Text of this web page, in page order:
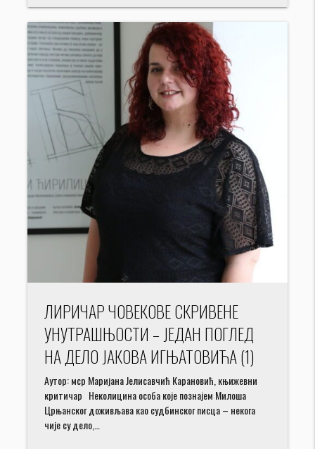
ЛИРИЧАР ЧОВЕКОВЕ СКРИВЕНЕ
УНУТРАШЊОСТИ – ЈЕДАН ПОГЛЕД
НА ДЕЛО ЈАКОВА ИГЊАТОВИЋА (1)
Аутор: мср Маријана Јелисавчић Карановић, књижевни
критичар Неколицина особа које познајем Милоша
Црњанског доживљава као судбинског писца – некога
чије су дело,…